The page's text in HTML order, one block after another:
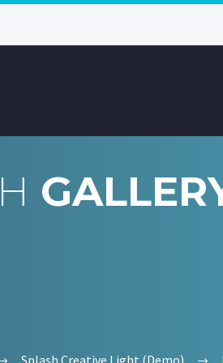
Splash Creative Light (Demo)